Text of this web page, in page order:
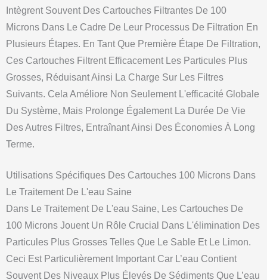
Intègrent Souvent Des Cartouches Filtrantes De 100
Microns Dans Le Cadre De Leur Processus De Filtration En
Plusieurs Étapes. En Tant Que Première Étape De Filtration,
Ces Cartouches Filtrent Efficacement Les Particules Plus
Grosses, Réduisant Ainsi La Charge Sur Les Filtres
Suivants. Cela Améliore Non Seulement L'efficacité Globale
Du Système, Mais Prolonge Également La Durée De Vie
Des Autres Filtres, Entraînant Ainsi Des Économies À Long
Terme.
Utilisations Spécifiques Des Cartouches 100 Microns Dans
Le Traitement De L'eau Saine
Dans Le Traitement De L'eau Saine, Les Cartouches De
100 Microns Jouent Un Rôle Crucial Dans L'élimination Des
Particules Plus Grosses Telles Que Le Sable Et Le Limon.
Ceci Est Particulièrement Important Car L’eau Contient
Souvent Des Niveaux Plus Élevés De Sédiments Que L’eau